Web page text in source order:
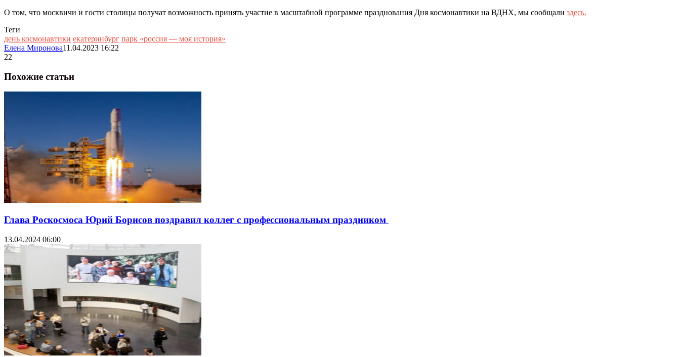
О том, что москвичи и гости столицы получат возможность принять участие в масштабной программе празднования Дня космонавтики на ВДНХ, мы сообщали здесь.
Теги
день космонавтики екатеринбург парк «россия — моя история»
Елена Миронова11.04.2023 16:22
22
Похожие статьи
Глава Роскосмоса Юрий Борисов поздравил коллег с профессиональным праздником
13.04.2024 06:00